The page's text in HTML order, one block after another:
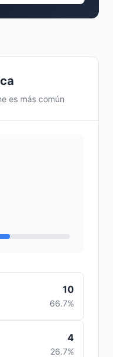
es más común
10
66.7%
4
26.7%